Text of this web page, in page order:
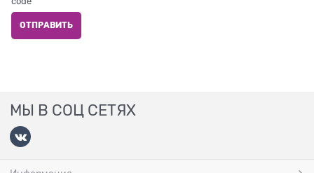
МЫ В СОЦ СЕТЯХ